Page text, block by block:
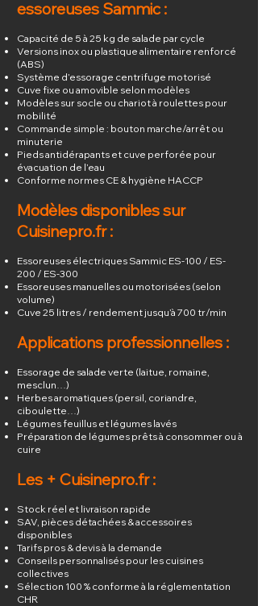
essoreuses Sammic :
Capacité de 5 à 25 kg de salade par cycle
Versions inox ou plastique alimentaire renforcé
(ABS)
Système d’essorage centrifuge motorisé
Cuve fixe ou amovible selon modèles
Modèles sur socle ou chariot à roulettes pour
mobilité
Commande simple : bouton marche/arrêt ou
minuterie
Pieds antidérapants et cuve perforée pour
évacuation de l’eau
Conforme normes CE & hygiène HACCP
Modèles disponibles sur
Cuisinepro.fr :
Essoreuses électriques Sammic ES-100 / ES-
200 / ES-300
Essoreuses manuelles ou motorisées (selon
volume)
Cuve 25 litres / rendement jusqu’à 700 tr/min
Applications professionnelles :
Essorage de salade verte (laitue, romaine,
mesclun…)
Herbes aromatiques (persil, coriandre,
ciboulette…)
Légumes feuillus et légumes lavés
Préparation de légumes prêts à consommer ou à
cuire
Les + Cuisinepro.fr :
Stock réel et livraison rapide
SAV, pièces détachées & accessoires
disponibles
Tarifs pros & devis à la demande
Conseils personnalisés pour les cuisines
collectives
Sélection 100 % conforme à la réglementation
CHR